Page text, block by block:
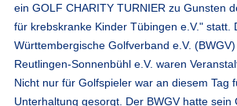
ein GOLF CHARITY TURNIER zu Gunsten
für krebskranke Kinder Tübingen e.V."statt.
Württembergische Golfverband e.V.
Reutlingen-Sonnenbühl e.V. waren
Nicht nur für Golfspieler war an diesem Tag
Unterhaltung gesorgt. Der BWGV hatte sein